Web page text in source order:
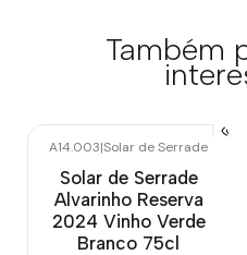
Também
A14.003|Solar de Serrade
Solar de Serrade
Alvarinho Reserva
2024 Vinho Verde
Branco 75cl